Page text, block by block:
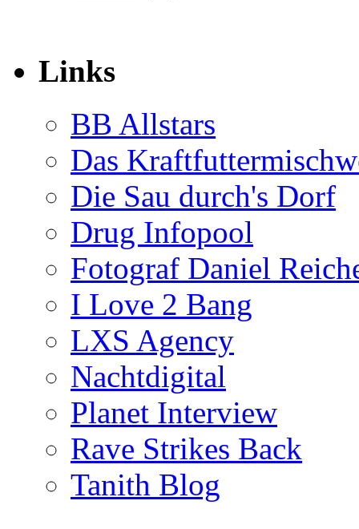
Links
BB Allstars
Das
Die Sau durch's Dorf
Drug Infopool
Fotograf Daniel
I Love 2 Bang
LXS Agency
Nachtdigital
Planet Interview
Rave Strikes Back
Tanith Blog